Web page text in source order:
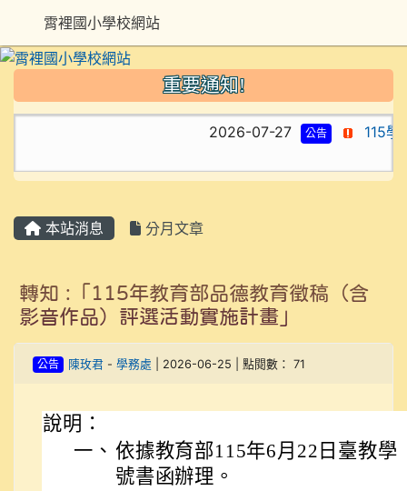
重要通知!
2026-07-27 公告 115學
本站消息 分月文章
轉知 :「115年教育部品德教育徵稿（含
影音作品）評選活動實施計畫」
公告 陳玫君- 學務處 | 2026-06-25 | 點閱數： 71
說明：
一、 依據教育部115年6月22日臺教學
號書函辦理。
霄裡國小學校網站